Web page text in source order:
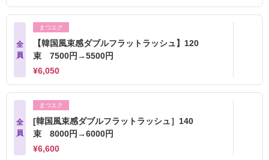
全
員
まつエク
【韓国風束感ダブルフラットラッシュ】120
束 7500円→5500円
¥6,050
全
員
まつエク
[韓国風束感ダブルフラットラッシュ］140
束 8000円→6000円
¥6,600